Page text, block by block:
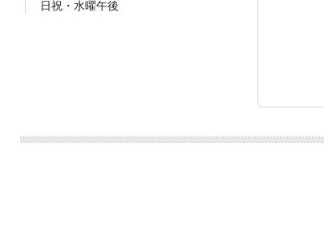
日祝・水曜午後